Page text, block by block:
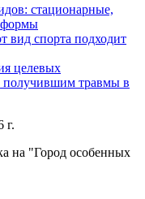
стационарные,
формы
вид спорта подходит
целевых
получившим травмы в
г.
на "Город особенных